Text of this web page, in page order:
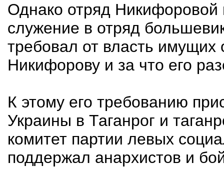
Однако отряд
служение в отряд
требовал от власть
Никифорову и за что его
К этому его требованию
Украины в Таганрог и
комитет партии левых
поддержал анархистов и